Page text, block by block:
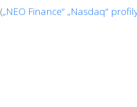
(„NEO Finance“ „Nasdaq“